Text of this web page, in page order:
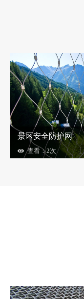
景区安全防护网
查看：2次